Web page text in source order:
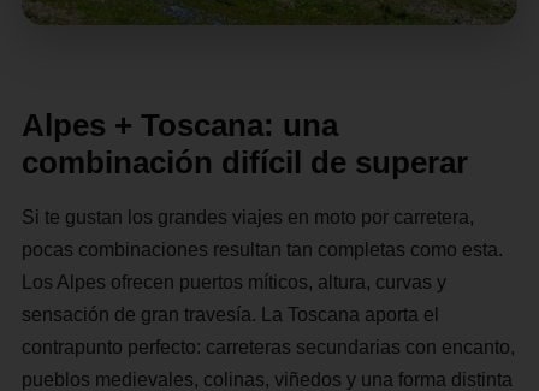
Alpes + Toscana: una
combinación difícil de superar
Si te gustan los grandes viajes en moto por carretera,
pocas combinaciones resultan tan completas como esta.
Los Alpes ofrecen puertos míticos, altura, curvas y
sensación de gran travesía. La Toscana aporta el
contrapunto perfecto: carreteras secundarias con encanto,
pueblos medievales, colinas, viñedos y una forma distinta